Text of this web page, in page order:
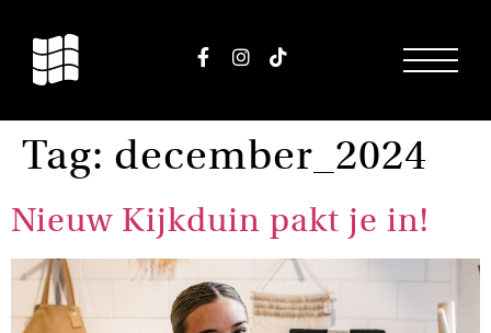
Tag: december_2024
Nieuw Kijkduin pakt je in!